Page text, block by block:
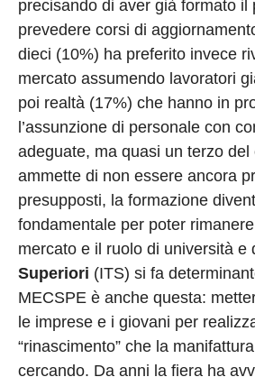
precisando di aver già formato il
prevedere corsi di
dieci (10%) ha preferito invece
mercato assumendo lavoratori
poi realtà (17%) che hanno in
l’assunzione di personale con
adeguate, ma quasi un terzo del
ammette di non essere ancora
presupposti, la formazione
fondamentale per poter
mercato e il ruolo di università e
Superiori (ITS) si fa
MECSPE è anche questa:
le imprese e i giovani per
“rinascimento” che la
cercando. Da anni la fiera ha